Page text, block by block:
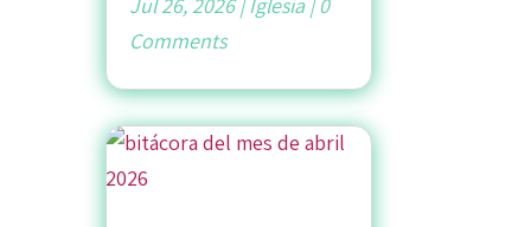
Comments